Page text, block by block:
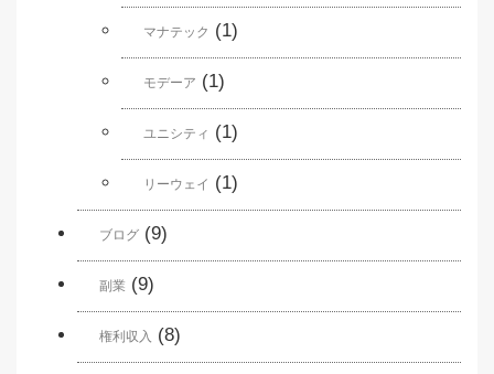
マナテック (1)
モデーア (1)
ユニシティ (1)
リーウェイ (1)
ブログ (9)
副業 (9)
権利収入 (8)